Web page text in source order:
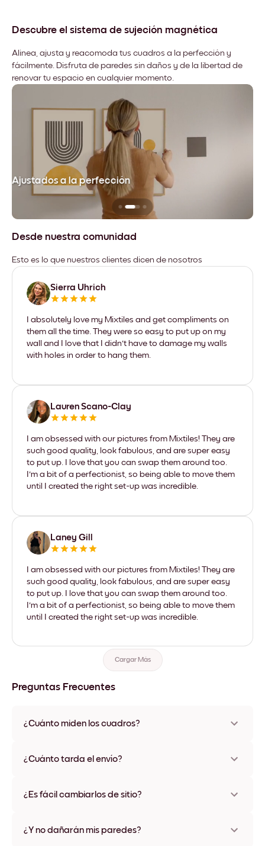
Descubre el sistema de sujeción magnética
Alinea, ajusta y reacomoda tus cuadros a la perfección y
fácilmente. Disfruta de paredes sin daños y de la libertad de
renovar tu espacio en cualquier momento.
Ajustados a la perfección
Desde nuestra comunidad
Esto es lo que nuestros clientes dicen de nosotros
Sierra Uhrich
I absolutely love my Mixtiles and get compliments on
them all the time. They were so easy to put up on my
wall and I love that I didn't have to damage my walls
with holes in order to hang them.
Lauren Scano-Clay
I am obsessed with our pictures from Mixtiles! They are
such good quality, look fabulous, and are super easy
to put up. I love that you can swap them around too.
I'm a bit of a perfectionist, so being able to move them
until I created the right set-up was incredible.
Laney Gill
I am obsessed with our pictures from Mixtiles! They are
such good quality, look fabulous, and are super easy
to put up. I love that you can swap them around too.
I'm a bit of a perfectionist, so being able to move them
until I created the right set-up was incredible.
Cargar Más
Preguntas Frecuentes
¿Cuánto miden los cuadros?
varios materiales y colores de marco, incluidas opciones sin
¿Cuánto tarda el envío?
disponibles en algunos países. Te enviaremos un número de
¿Es fácil cambiarlos de sitio?
ningún daño
¿Y no dañarán mis paredes?